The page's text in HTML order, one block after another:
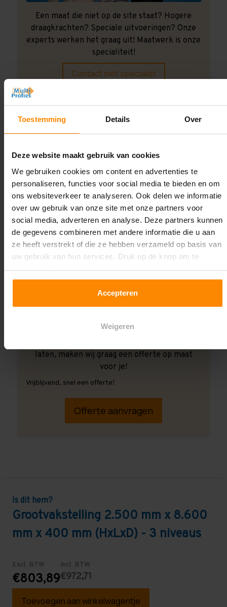
Toestemming Details Over
Deze website maakt gebruik van cookies
We gebruiken cookies om content en advertenties te
personaliseren, functies voor social media te bieden en om
ons websiteverkeer te analyseren. Ook delen we informatie
over uw gebruik van onze site met onze partners voor
social media, adverteren en analyse. Deze partners kunnen
de gegevens combineren met andere informatie die u aan
ze heeft verstrekt of die ze hebben verzameld op basis van
uw gebruik van hun services. Druk op de knop om te
accepteren!
Accepteren
Weigeren
Een maat die niet op de site staat? Hogere
draagkrachten? Speciale uitvoeringen? Onze
experts werken het graag uit! Maatwerk is onze
specialiteit!
Contact met specialist
Montage uitbesteden?
Laat ons het doen!
laten, maken wij graag een offerte op maat
voor je!
Vrijblijvend, snel een offerte!
Offerte aanvragen
Is dit hem?
Grootvakstelling 2.500 mm x 8.600
mm x 400 mm (HxLxD) - 3 niveaus
Excl. BTW
€803,89
Incl. BTW
€972,71
Toevoegen aan winkelwagentje